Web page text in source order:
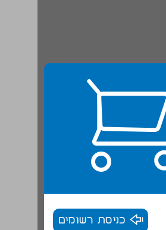
כניסת רשומים